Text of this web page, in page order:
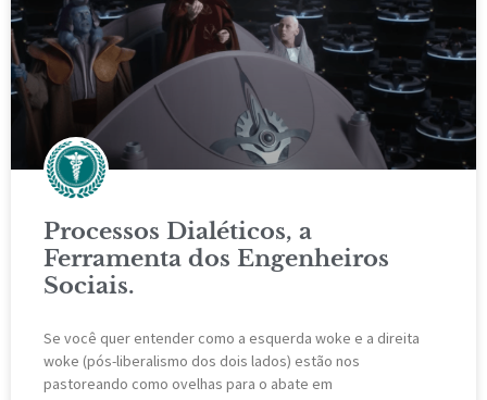
Processos Dialéticos, a
Ferramenta dos Engenheiros
Sociais.
Se você quer entender como a esquerda woke e a direita
woke (pós-liberalismo dos dois lados) estão nos
pastoreando como ovelhas para o abate em